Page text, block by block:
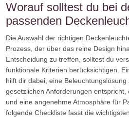
Worauf solltest du bei
passenden
Die Auswahl der richtigen
Prozess, der über das reine Design
Entscheidung zu treffen, solltest du
funktionale Kriterien berücksichtigen.
hilft dir dabei, eine
gesetzlichen Anforderungen
und eine angenehme Atmosphäre für
folgende Checkliste fasst die